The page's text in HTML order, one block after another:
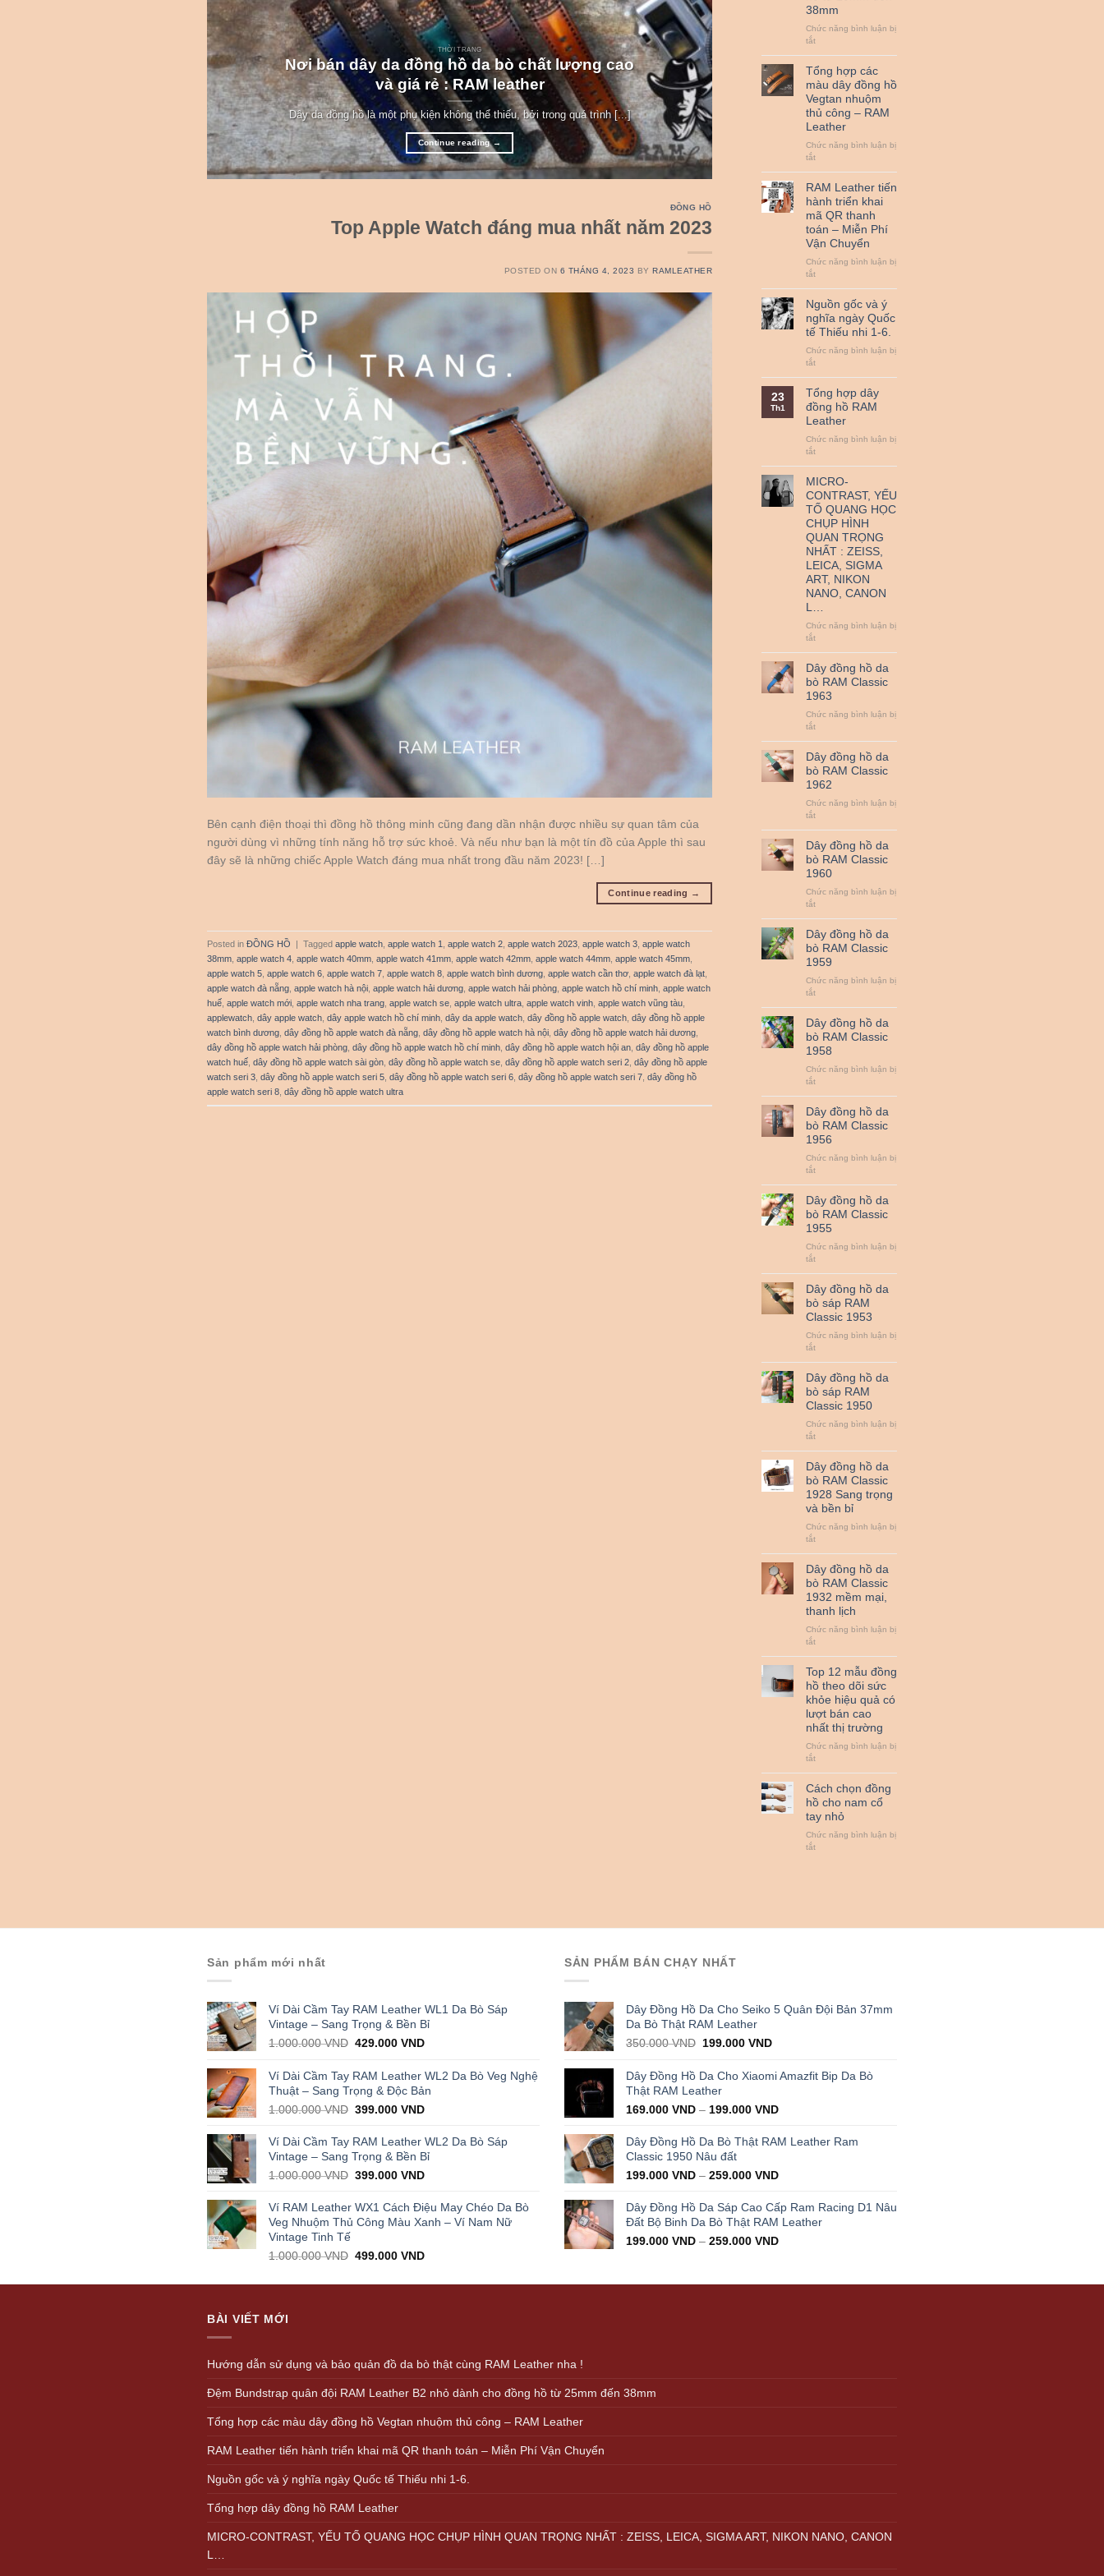
THỜI TRANG
Nơi bán dây da đồng hồ da bò chất lượng cao
và giá rẻ : RAM leather
Dây da đồng hồ là một phụ kiện không thể thiếu, bởi trong quá trình [...]
Continue reading→
ĐỒNG HỒ
Top Apple Watch đáng mua nhất năm 2023
POSTED ON 6 THÁNG 4, 2023 BYRAMLEATHER
Bên cạnh điện thoại thì đồng hồ thông minh cũng đang dần nhận được nhiều sự quan tâm của
người dùng vì những tính năng hỗ trợ sức khoẻ. Và nếu như bạn là một tín đồ của Apple thì sau
đây sẽ là những chiếc Apple Watch đáng mua nhất trong đầu năm 2023! […]
Continue reading →
Posted in ĐỒNG HỒ | Tagged apple watch apple watch 1 apple watch 2 apple watch 2023 apple watch 3 apple watch
38mm apple watch 4 apple watch 40mm apple watch 41mm apple watch 42mm apple watch 44mm apple watch 45mm
apple watch 5 apple watch 6 apple watch 7 apple watch 8 apple watch bình dương apple watch cần thơ apple watch đà lạt
apple watch đà nẵng apple watch hà nội apple watch hải dương apple watch hải phòng apple watch hồ chí minh apple watch
huế apple watch mới apple watch nha trang apple watch se apple watch ultra apple watch vinh apple watch vũng tàu
applewatch dây apple watch dây apple watch hồ chí minh dây da apple watch dây đồng hồ apple watch dây đồng hồ apple
watch bình dương dây đồng hồ apple watch đà nẵng dây đồng hồ apple watch hà nội dây đồng hồ apple watch hải dương
dây đồng hồ apple watch hải phòng dây đồng hồ apple watch hồ chí minh dây đồng hồ apple watch hội an dây đồng hồ apple
watch huế dây đồng hồ apple watch sài gòn dây đồng hồ apple watch se dây đồng hồ apple watch seri 2 dây đồng hồ apple
watch seri 3 dây đồng hồ apple watch seri 5 dây đồng hồ apple watch seri 6 dây đồng hồ apple watch seri 7 dây đồng hồ
apple watch seri 8 dây đồng hồ apple watch ultra
đồ
bò
thật
cùng
RAM
Leather
nha
38mm
Chức năng bình luận bị
tắtở
Bundstrap
quân
đội
RAM
Leather
B2
dành
cho
đồng
hồ
từ
25mm
đến
Tổng hợp các
màu dây đồng hồ
Vegtan nhuộm
thủ công – RAM
Leather
Chức năng bình luận bị
tắtở
các
màu
dây
đồng
hồ
nhuộm
thủ
công
–
RAM
Leather
RAM Leather tiến
hành triển khai
mã QR thanh
toán – Miễn Phí
Vận Chuyển
Chức năng bình luận bị
tắtở
Leather
tiến
hành
triển
khai
toán
–
Miễn
Nguồn gốc và ý
nghĩa ngày Quốc
tế Thiếu nhi 1-6.
Chức năng bình luận bị
tắtở
gốc
và
ý
nghĩa
ngày
nhi
1-
6.
23
Th1
Tổng hợp dây
đồng hồ RAM
Leather
Chức năng bình luận bị
tắtở
dây
đồng
hồ
RAM
Leather
MICRO-
CONTRAST, YẾU
TỐ QUANG HỌC
CHỤP HÌNH
QUAN TRỌNG
NHẤT : ZEISS,
LEICA, SIGMA
ART, NIKON
NANO, CANON
L…
Chức năng bình luận bị
tắtở
CONTRAST,
YẾU
TỐ
QUANG
HỌC
TRỌNG
NHẤT
:
NIKON
NANO,
CANON
Dây đồng hồ da
bò RAM Classic
1963
Chức năng bình luận bị
tắtở
hồ
da
bò
RAM
Dây đồng hồ da
bò RAM Classic
1962
Chức năng bình luận bị
tắtở
hồ
da
bò
RAM
Dây đồng hồ da
bò RAM Classic
1960
Chức năng bình luận bị
tắtở
hồ
da
bò
RAM
Dây đồng hồ da
bò RAM Classic
1959
Chức năng bình luận bị
tắtở
hồ
da
bò
RAM
Dây đồng hồ da
bò RAM Classic
1958
Chức năng bình luận bị
tắtở
hồ
da
bò
RAM
Dây đồng hồ da
bò RAM Classic
1956
Chức năng bình luận bị
tắtở
hồ
da
bò
RAM
Dây đồng hồ da
bò RAM Classic
1955
Chức năng bình luận bị
tắtở
hồ
da
bò
RAM
Dây đồng hồ da
bò sáp RAM
Classic 1953
Chức năng bình luận bị
tắtở
hồ
da
bò
sáp
Dây đồng hồ da
bò sáp RAM
Classic 1950
Chức năng bình luận bị
tắtở
hồ
da
bò
sáp
RAM
Dây đồng hồ da
bò RAM Classic
1928 Sang trọng
và bền bỉ
Chức năng bình luận bị
tắtở
hồ
da
bò
RAM
Classic
và
bền
bỉ
Dây đồng hồ da
bò RAM Classic
1932 mềm mại,
thanh lịch
Chức năng bình luận bị
tắtở
hồ
da
bò
RAM
Classic
mềm
mại,
thanh
lịch
Top 12 mẫu đồng
hồ theo dõi sức
khỏe hiệu quả có
lượt bán cao
nhất thị trường
Chức năng bình luận bị
tắtở
mẫu
đồng
hồ
theo
bán
Cách chọn đồng
hồ cho nam cổ
tay nhỏ
Chức năng bình luận bị
tắtở
Sản phẩm mới nhất
Ví Dài Cầm Tay RAM Leather WL1 Da Bò Sáp
Vintage – Sang Trọng & Bền Bỉ
1.000.000VND Original
was:
1.000.000 VND.
429.000VNDCurrent
is:
429.000 VND.
Ví Dài Cầm Tay RAM Leather WL2 Da Bò Veg Nghệ
Thuật – Sang Trọng & Độc Bản
1.000.000VND Original
was:
1.000.000 VND.
399.000VNDCurrent
is:
399.000 VND.
Ví Dài Cầm Tay RAM Leather WL2 Da Bò Sáp
Vintage – Sang Trọng & Bền Bỉ
1.000.000VND Original
was:
1.000.000 VND.
399.000VNDCurrent
is:
399.000 VND.
Ví RAM Leather WX1 Cách Điệu May Chéo Da Bò
Veg Nhuộm Thủ Công Màu Xanh – Ví Nam Nữ
Vintage Tinh Tế
1.000.000VND Original
was:
499.000VNDCurrent
is:
SẢN PHẨM BÁN CHẠY NHẤT
Dây Đồng Hồ Da Cho Seiko 5 Quân Đội Bản 37mm
Da Bò Thật RAM Leather
350.000VND Original
was:
350.000 VND.
199.000VNDCurrent
is:
199.000 VND.
Dây Đồng Hồ Da Cho Xiaomi Amazfit Bip Da Bò
Thật RAM Leather
169.000 VND – 199.000 VND
Dây Đồng Hồ Da Bò Thật RAM Leather Ram
Classic 1950 Nâu đất
199.000 VND – 259.000 VND
Dây Đồng Hồ Da Sáp Cao Cấp Ram Racing D1 Nâu
Đất Bộ Binh Da Bò Thật RAM Leather
199.000 VND – 259.000 VND
BÀI VIẾT MỚI
Hướng dẫn sử dụng và bảo quản đồ da bò thật cùng RAM Leather nha !
Đệm Bundstrap quân đội RAM Leather B2 nhỏ dành cho đồng hồ từ 25mm đến 38mm
Tổng hợp các màu dây đồng hồ Vegtan nhuộm thủ công – RAM Leather
RAM Leather tiến hành triển khai mã QR thanh toán – Miễn Phí Vận Chuyển
Nguồn gốc và ý nghĩa ngày Quốc tế Thiếu nhi 1-6.
Tổng hợp dây đồng hồ RAM Leather
MICRO-CONTRAST, YẾU TỐ QUANG HỌC CHỤP HÌNH QUAN TRỌNG NHẤT : ZEISS, LEICA, SIGMA ART, NIKON NANO, CANON
L…